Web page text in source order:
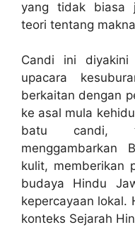
yang tidak biasa
teori tentang
Candi ini diyakini
upacara
berkaitan dengan
ke asal mula
batu candi,
menggambarkan
kulit, memberikan
budaya Hindu
kepercayaan lokal.
konteks Sejarah